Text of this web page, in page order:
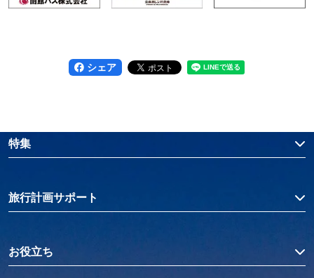
シェア
特集
旅行計画サポート
お役立ち